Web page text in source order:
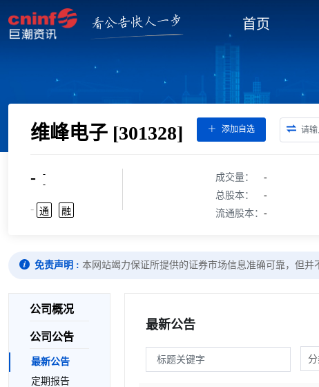
首页
维峰电子 [301328] 添加自选
-
-
-
- 通 融
成交量：
-
总股本：
-
流通股本： -
免责声明 : 本网站竭力保证所提供的证券市场信息准确可靠，但
公司概况
公司公告
最新公告
定期报告
最新公告